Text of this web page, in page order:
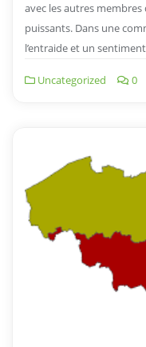
avec les autres
puissants. Dans une
l’entraide et un
Uncategorized 0